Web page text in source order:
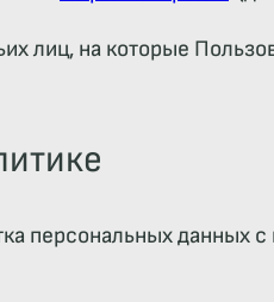
лиц, на которые
персональных данных